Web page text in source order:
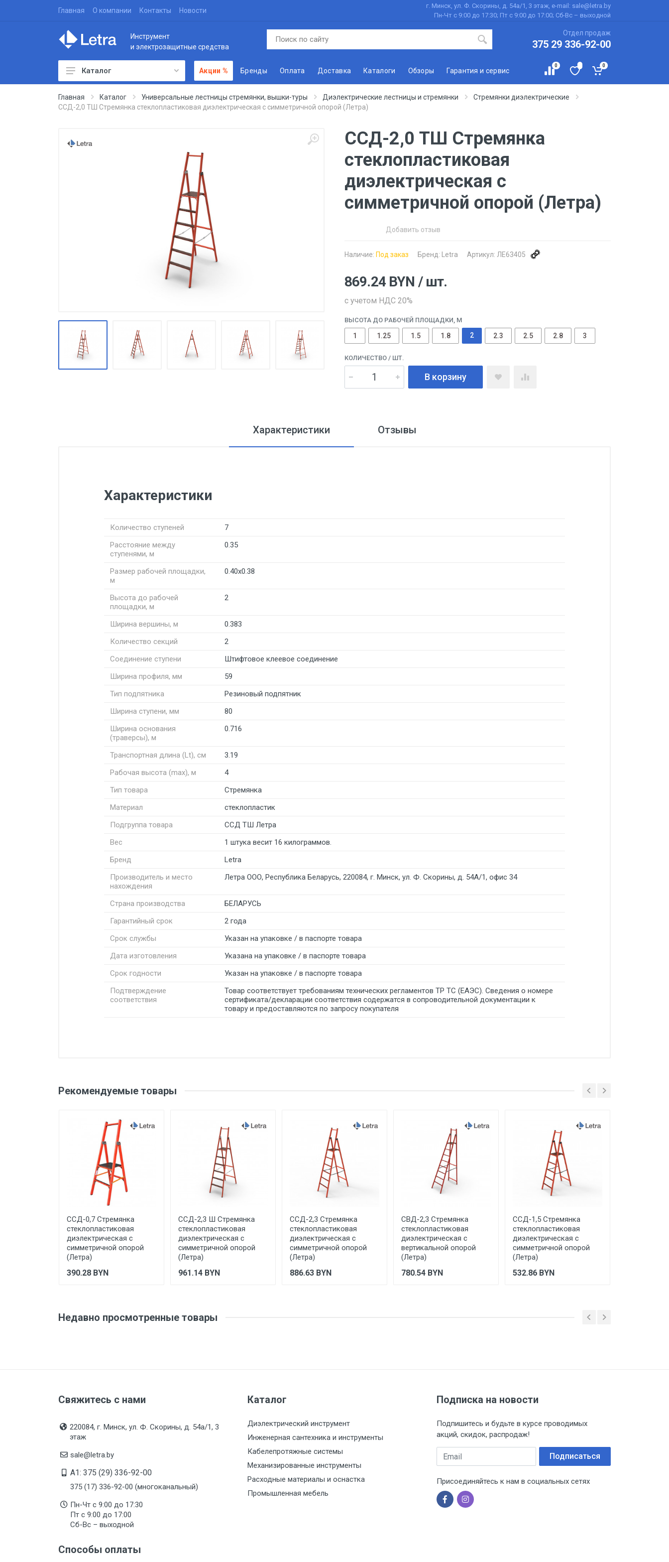
Главная О компании Контакты Новости
г. Минск, ул. Ф. Скорины, д. 54а/1, 3 этаж, e-mail: sale@letra.by
Пн-Чт с 9:00 до 17:30; Пт с 9:00 до 17:00; Сб-Вс – выходной
Инструмент
и электрозащитные средства
Отдел продаж
375 29 336-92-00
Каталог Акции % Бренды Оплата Доставка Каталоги Обзоры Гарантия и сервис
0 0
Главная Каталог Универсальные лестницы стремянки, вышки-туры Диэлектрические лестницы и стремянки
Стремянки диэлектрические
ССД-2,0 ТШ Стремянка стеклопластиковая диэлектрическая с симметричной опорой (Летра)
ССД-2,0 ТШ Стремянка
стеклопластиковая
диэлектрическая с
симметричной опорой (Летра)
Добавить отзыв
Наличие: Под заказ Бренд: Letra Артикул: ЛЕ63405
869.24 BYN / шт.
с учетом НДС 20%
ВЫСОТА ДО РАБОЧЕЙ ПЛОЩАДКИ, М
1 1.25 1.5 1.8 2 2.3 2.5 2.8 3
КОЛИЧЕСТВО / ШТ.
В корзину
Характеристики Отзывы
Характеристики
Количество ступеней
7
Расстояние между
ступенями, м
0.35
Размер рабочей площадки,
м
0.40x0.38
Высота до рабочей
площадки, м
2
Ширина вершины, м
0.383
Количество секций
2
Соединение ступени
Штифтовое клеевое соединение
Ширина профиля, мм
59
Тип подпятника
Резиновый подпятник
Ширина ступени, мм
80
Ширина основания
(траверсы), м
0.716
Транспортная длина (Lt), см
3.19
Рабочая высота (max), м
4
Тип товара
Стремянка
Материал
стеклопластик
Подгруппа товара
ССД ТШ Летра
Вес
1 штука весит 16 килограммов.
Бренд
Letra
Производитель и место
нахождения
Летра ООО, Республика Беларусь, 220084, г. Минск, ул. Ф. Скорины, д. 54А/1, офис 34
Страна производства
БЕЛАРУСЬ
Гарантийный срок
2 года
Срок службы
Указан на упаковке / в паспорте товара
Дата изготовления
Указана на упаковке / в паспорте товара
Срок годности
Указан на упаковке / в паспорте товара
Подтверждение
соответствия
Товар соответствует требованиям технических регламентов ТР ТС (ЕАЭС). Сведения о номере
сертификата/декларации соответствия содержатся в сопроводительной документации к
товару и предоставляются по запросу покупателя
Ваше сообщение
Отправить отзыв
Рекомендуемые товары
ССД-0,7 Стремянка
стеклопластиковая
диэлектрическая с
симметричной опорой
(Летра)
390.28 BYN
ССД-2,3 Ш Стремянка
стеклопластиковая
диэлектрическая с
симметричной опорой
(Летра)
961.14 BYN
ССД-2,3 Стремянка
стеклопластиковая
диэлектрическая с
симметричной опорой
(Летра)
886.63 BYN
СВД-2,3 Стремянка
стеклопластиковая
диэлектрическая с
вертикальной опорой
(Летра)
780.54 BYN
ССД-1,5 Стремянка
стеклопластиковая
диэлектрическая с
симметричной опорой
(Летра)
532.86 BYN
Недавно просмотренные товары
Свяжитесь с нами
220084, г. Минск, ул. Ф. Скорины, д. 54а/1, 3
этаж
sale@letra.by
A1: 375 (29) 336-92-00
375 (17) 336-92-00 (многоканальный)
Пн-Чт с 9:00 до 17:30
Пт с 9:00 до 17:00
Сб-Вс – выходной
Каталог
Диэлектрический инструмент
Инженерная сантехника и инструменты
Кабелепротяжные системы
Механизированные инструменты
Расходные материалы и оснастка
Промышленная мебель
Подписка на новости
Подпишитесь и будьте в курсе проводимых
акций, скидок, распродаж!
Email Подписаться
Присоединяйтесь к нам в социальных сетях
Способы оплаты